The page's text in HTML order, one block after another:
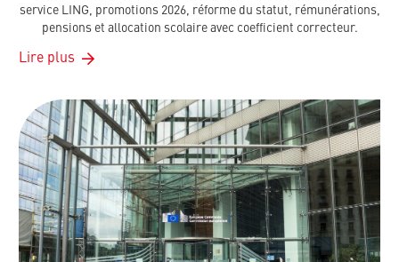
service LING, promotions 2026, réforme du statut, rémunérations,
pensions et allocation scolaire avec coefficient correcteur.
Lire plus